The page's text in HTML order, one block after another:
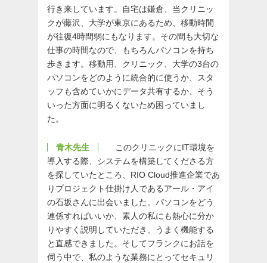
行き来しています。自宅は鎌倉、当クリニッ
クが藤沢、大学が東京にあるため、移動時間
が往復4時間弱にもなります。その間も大切な
仕事の時間なので、もちろんパソコンを持ち
歩きます。移動用、クリニック、大学の3台の
パソコンをどのように統合的に使うか、スタ
ッフも含めていかにデータ共有するか、そう
いった方面に明るくないため困っていまし
た。
青木先生
このクリニックにIT環境を
導入する際、システムを構築してくださる方
を探していたところ、RIO Cloud推進企業であ
りプロジェクト仕掛け人であるアール・アイ
の石坂さんに出会いました。パソコンをどう
連係すればいいか、素人の私にも熱心に分か
りやすく説明していただき、うまく機能する
と直感できました。そしてフランクにお話を
伺う中で、私のような業務にとってセキュリ